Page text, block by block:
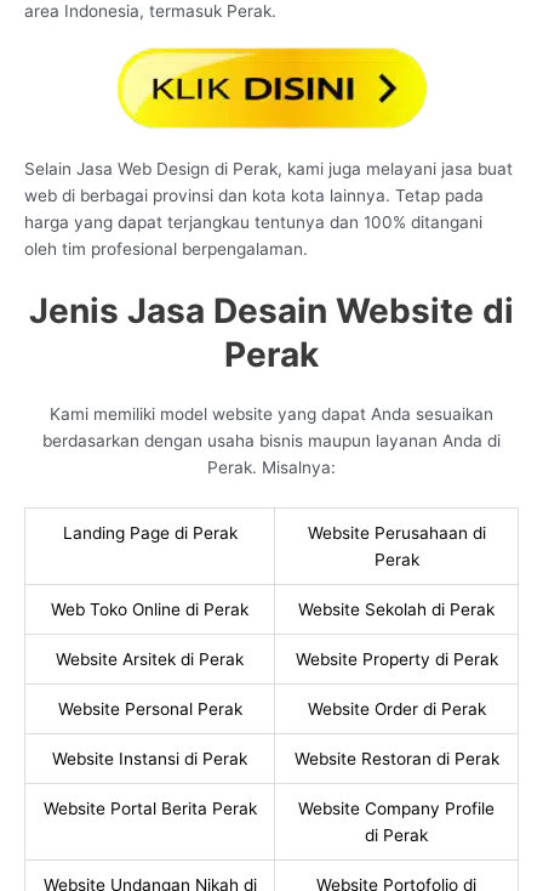
area Indonesia, termasuk Perak.
Selain Jasa Web Design di Perak, kami juga melayani jasa buat
web di berbagai provinsi dan kota kota lainnya. Tetap pada
harga yang dapat terjangkau tentunya dan 100% ditangani
oleh tim profesional berpengalaman.
Jenis Jasa Desain Website di
Perak
Kami memiliki model website yang dapat Anda sesuaikan
berdasarkan dengan usaha bisnis maupun layanan Anda di
Perak. Misalnya:
Landing Page di Perak
Website Perusahaan di
Perak
Web Toko Online di Perak Website Sekolah di Perak
Website Arsitek di Perak Website Property di Perak
Website Personal Perak Website Order di Perak
Website Instansi di Perak Website Restoran di Perak
Website Portal Berita Perak
Website Company Profile
di Perak
Website Undangan Nikah di
Website Portofolio di